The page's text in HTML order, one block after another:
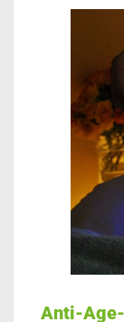
Anti-